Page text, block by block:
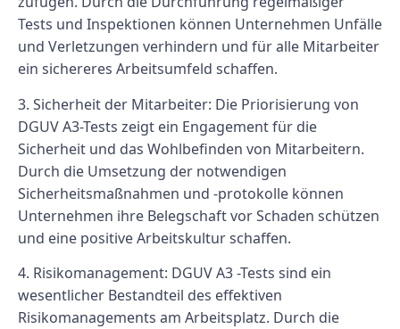
Tests und Inspektionen können Unternehmen Unfälle
und Verletzungen verhindern und für alle Mitarbeiter
ein sichereres Arbeitsumfeld schaffen.
3. Sicherheit der Mitarbeiter: Die Priorisierung von
DGUV A3-Tests zeigt ein Engagement für die
Sicherheit und das Wohlbefinden von Mitarbeitern.
Durch die Umsetzung der notwendigen
Sicherheitsmaßnahmen und -protokolle können
Unternehmen ihre Belegschaft vor Schaden schützen
und eine positive Arbeitskultur schaffen.
4. Risikomanagement: DGUV A3 -Tests sind ein
wesentlicher Bestandteil des effektiven
Risikomanagements am Arbeitsplatz. Durch die